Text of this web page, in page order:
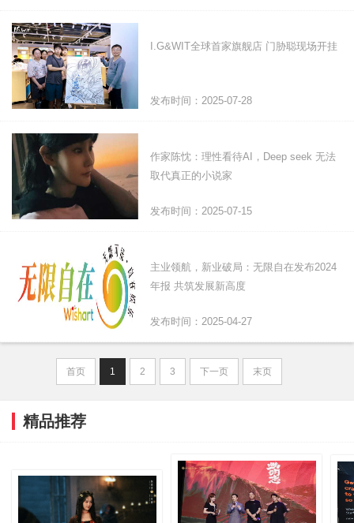
I.G&WIT全球首家旗舰店 门胁聪现场开挂
发布时间：2025-07-28
作家陈忱：理性看待AI，Deep seek 无法
取代真正的小说家
发布时间：2025-07-15
主业领航，新业破局：无限自在发布2024
年报 共筑发展新高度
发布时间：2025-04-27
首页 1 2 3 下一页 末页
精品推荐